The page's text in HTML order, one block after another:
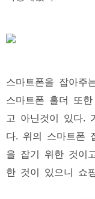
스마트폰을 잡아주
스마트폰 홀더 또
고 아닌것이 있다.
다. 위의 스마트폰
을 잡기 위한 것이
한 것이 있으니 쇼